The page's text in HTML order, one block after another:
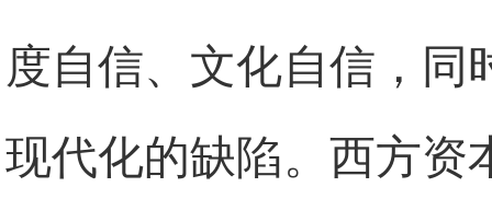
度自信、文化自信，同
现代化的缺陷。西方资